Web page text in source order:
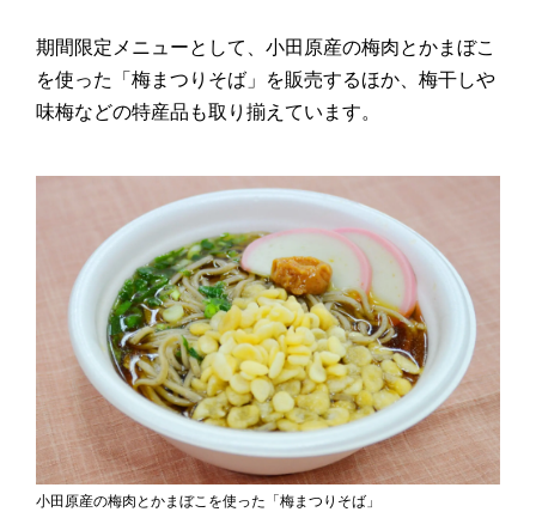
期間限定メニューとして、小田原産の梅肉とかまぼこ
を使った「梅まつりそば」を販売するほか、梅干しや
味梅などの特産品も取り揃えています。
小田原産の梅肉とかまぼこを使った「梅まつりそば」